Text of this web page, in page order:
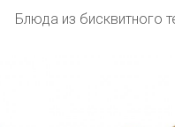
Блюда из бисквитного